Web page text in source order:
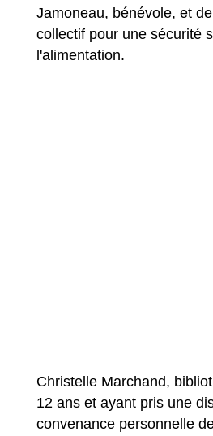
Jamoneau, bénévole, et
collectif pour une sécurité
l'alimentation.
Christelle Marchand,
12 ans et ayant pris une
convenance personnelle